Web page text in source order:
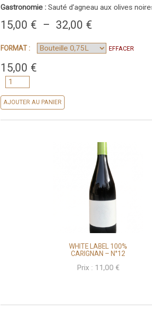
Gastronomie : Sauté d’agneau aux olives
15,00 € – 32,00 €
de
prix :
FORMAT : EFFACER
15,00 €
QUANTITÉ
AJOUTER AU PANIER
WHITE LABEL 100%
CARIGNAN – N°12
Prix : 11,00 €